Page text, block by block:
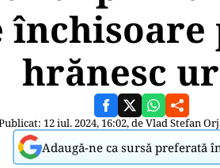
hrănesc
12 iul. 2024, 16:02, deVlad Stefan
Adaugă-ne ca sursă preferată